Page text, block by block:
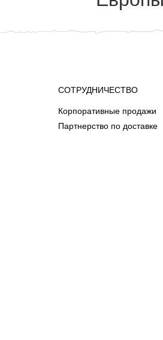
СОТРУДНИЧЕСТВО
Корпоративные продажи
Партнерство по доставке